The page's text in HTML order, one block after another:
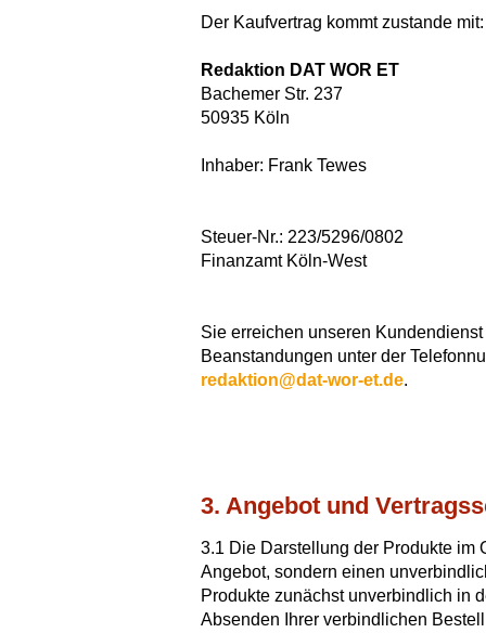
Der Kaufvertrag kommt zustande mit:
Redaktion DAT WOR ET
Bachemer Str. 237
50935 Köln
Inhaber: Frank Tewes
Steuer-Nr.: 223/5296/0802
Finanzamt Köln-West
Sie erreichen unseren
Beanstandungen unter der
redaktion@dat-wor-et.de.
3. Angebot und
3.1 Die Darstellung der Produkte im
Angebot, sondern einen
Produkte zunächst unverbindlich in
Absenden Ihrer verbindlichen